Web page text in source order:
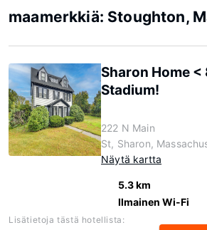
maamerkkiä: Stoughton,
Sharon Home
Stadium!
222 N Main
St, Sharon,
Näytä kartta
5.3 km
Ilmainen Wi-Fi
Lisätietoja tästä hotellista: